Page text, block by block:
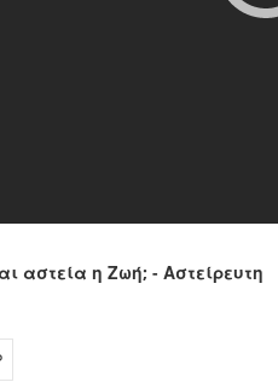
αστεία η Ζωή; - Αστείρευτη